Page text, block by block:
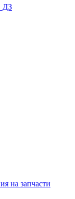
ДЗ
на запчасти